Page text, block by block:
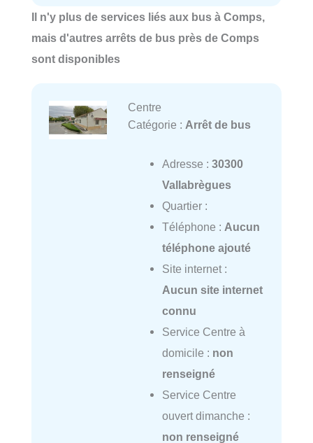
Il n'y plus de services liés aux bus à Comps,
mais d'autres arrêts de bus près de Comps
sont disponibles
Centre
Catégorie : Arrêt de bus
Adresse : 30300
Vallabrègues
Quartier :
Téléphone : Aucun
téléphone ajouté
Site internet :
Aucun site internet
connu
Service Centre à
domicile : non
renseigné
Service Centre
ouvert dimanche :
non renseigné